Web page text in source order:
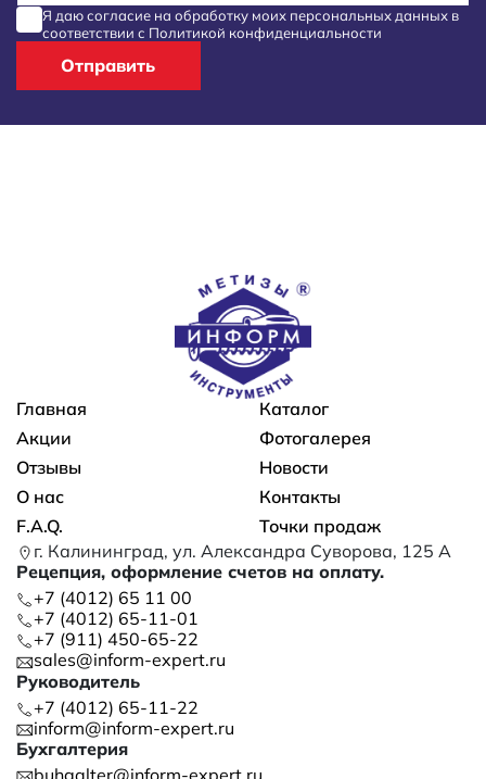
Я даю согласие на обработку моих персональных данных в
соответствии с Политикой конфиденциальности
Отправить
Основная навигация
Главная
Каталог
Акции
Фотогалерея
Отзывы
Новости
О нас
Контакты
F.A.Q.
Точки продаж
г. Калининград, ул. Александра Суворова, 125 А
Рецепция, оформление счетов на оплату.
+7 (4012) 65 11 00
+7 (4012) 65-11-01
+7 (911) 450-65-22
sales@inform-expert.ru
Руководитель
+7 (4012) 65-11-22
inform@inform-expert.ru
Бухгалтерия
buhgalter@inform-expert.ru